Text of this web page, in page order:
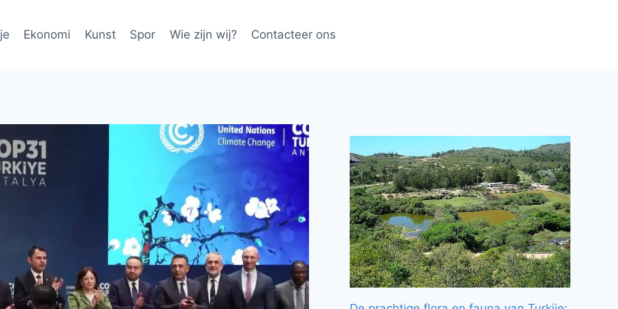
Ekonomi Kunst Spor Wie zijn wij? Contacteer ons